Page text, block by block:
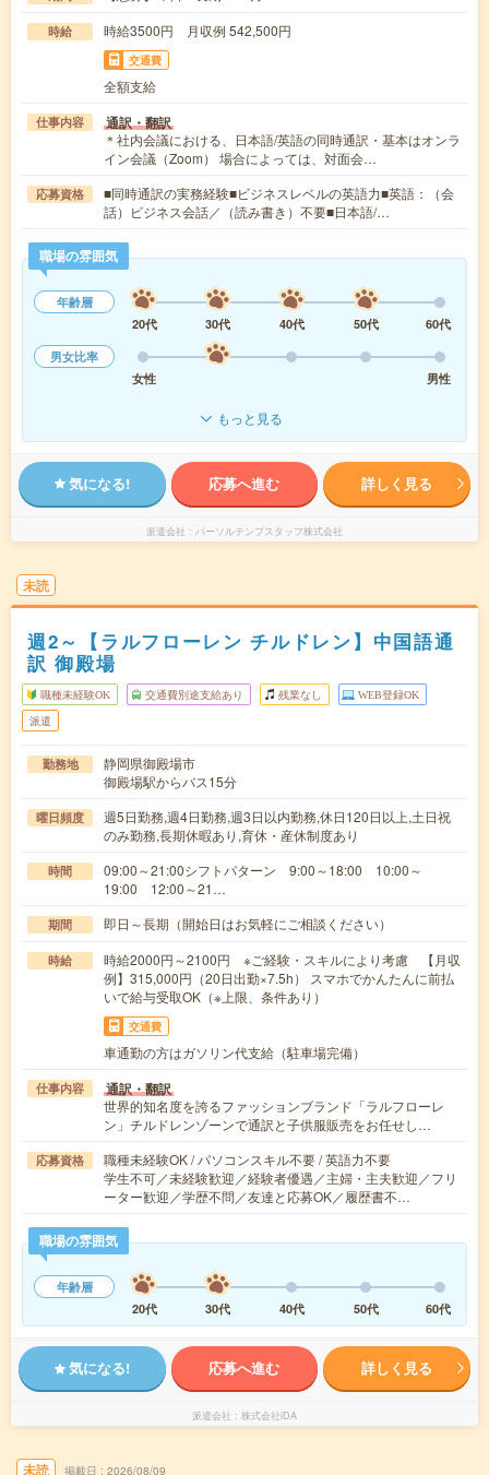
時給 時給3500円 月収例 542,500円
交通費
全額支給
仕事内容 通訳・翻訳
＊社内会議における、日本語/英語の同時通訳・基本はオンラ
イン会議（Zoom） 場合によっては、対面会…
応募資格
■同時通訳の実務経験■ビジネスレベルの英語力■英語：（会
話）ビジネス会話／（読み書き）不要■日本語/…
職場の雰囲気
年齢層
20代
30代 40代 50代
60代
男女比率
女性
男性
もっと見る
気になる! 応募へ進む 詳しく見る
派遣会社 パーソルテンプスタッフ株式会社
未読
週2～【ラルフローレン チルドレン】中国語通
訳 御殿場
職種未経験OK 交通費別途支給あり 残業なし WEB登録OK
派遣
勤務地
静岡県御殿場市
御殿場駅からバス15分
曜日頻度
週5日勤務,週4日勤務,週3日以内勤務,休日120日以上,土日祝
のみ勤務,長期休暇あり,育休・産休制度あり
時間
09:00～21:00シフトパターン 9:00～18:00 10:00～
19:00 12:00～21…
期間 即日～長期（開始日はお気軽にご相談ください）
時給
時給2000円～2100円 ※ご経験・スキルにより考慮 【月収
例】315,000円（20日出勤×7.5h） スマホでかんたんに前払
いで給与受取OK（※上限、条件あり）
交通費
車通勤の方はガソリン代支給（駐車場完備）
仕事内容 通訳・翻訳
世界的知名度を誇るファッションブランド「ラルフローレ
ン」チルドレンゾーンで通訳と子供服販売をお任せし…
応募資格
職種未経験OK / パソコンスキル不要 / 英語力不要
学生不可／未経験歓迎／経験者優遇／主婦・主夫歓迎／フリ
ーター歓迎／学歴不問／友達と応募OK／履歴書不…
職場の雰囲気
年齢層
20代
30代 40代 50代 60代
気になる! 応募へ進む 詳しく見る
派遣会社 株式会社iDA
未読 掲載日 2026/08/09